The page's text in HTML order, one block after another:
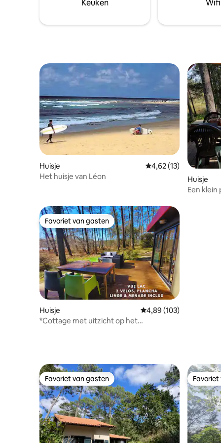
Keuken Wifi
Huisje Gemiddelde
4,62 (13)
Het huisje van Léon
Huisje
Een
Favoriet van gasten
Favoriet van gasten
Huisje Gemiddelde
4,89 (103)
*Cottage met uitzicht op het
Favoriet van gasten
Favoriet van gasten